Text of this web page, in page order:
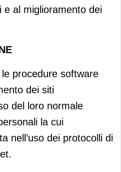
e al miglioramento dei
procedure software
dei siti
del loro normale
la cui
nell’uso dei protocolli di